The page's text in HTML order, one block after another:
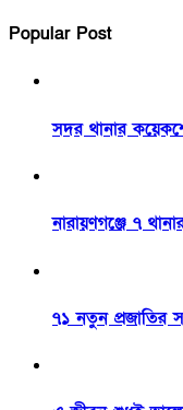
Popular Post
সদর থানার
নারায়ণগঞ্জে ৭
৭১ নতুন প্রজাতির